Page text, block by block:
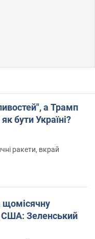
а Трамп
бути Україні?
ракети, вкрай
щомісячну
США: Зеленський